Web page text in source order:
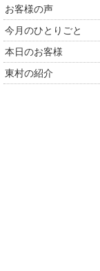
お客様の声
今月のひとりごと
本日のお客様
東村の紹介